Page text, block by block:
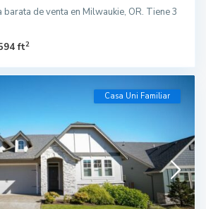
de venta en Milwaukie, OR. Tiene 3
ft2
Casa Uni Familiar